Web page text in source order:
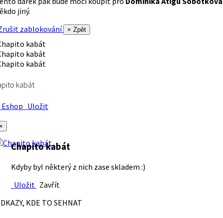
jiný.
zablokování
× Zpět
kabát
Uložit
Chapito kabát
Kdyby byl některý z nich zase skladem :)
Uložit Zavřít
KDE TO SEHNAT